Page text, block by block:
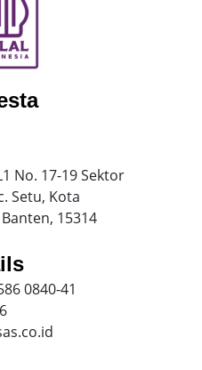
No. 17-19 Sektor
Setu, Kota
15314
0840-41